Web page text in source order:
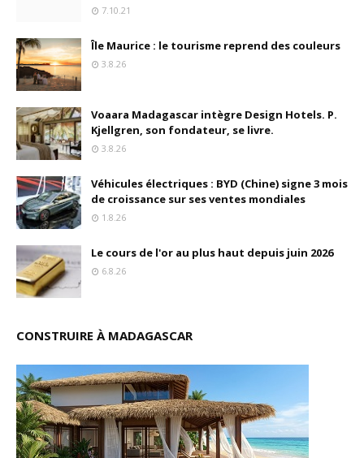
7.10.21
Île Maurice : le tourisme reprend des couleurs
3.8.26
Voaara Madagascar intègre Design Hotels. P.
Kjellgren, son fondateur, se livre.
3.8.26
Véhicules électriques : BYD (Chine) signe 3 mois
de croissance sur ses ventes mondiales
1.8.26
Le cours de l'or au plus haut depuis juin 2026
6.8.26
CONSTRUIRE À MADAGASCAR